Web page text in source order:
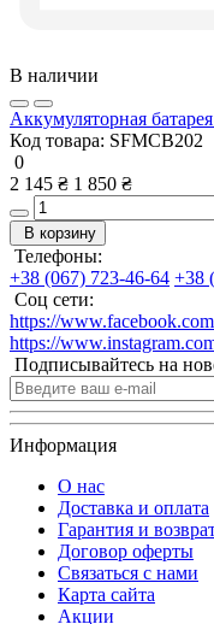
В наличии
Аккумуляторная
Код товара: SFMCB202
0
2 145 ₴ 1 850 ₴
В корзину
Телефоны:
+38 (067) 723-46-64 +38
Соц сети:
https://
https://
Подписывайтесь на
Информация
О нас
Доставка и оплата
Гарантия и
Договор оферты
Связаться с нами
Карта сайта
Акции